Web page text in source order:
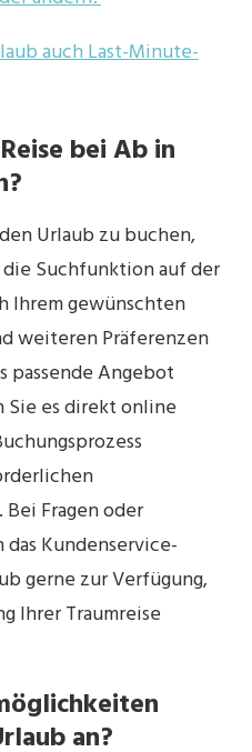
auch Last-Minute-
bei Ab in
Urlaub zu buchen,
Suchfunktion auf der
Ihrem gewünschten
weiteren Präferenzen
passende Angebot
Sie es direkt online
Fragen oder
Kundenservice-
gerne zur Verfügung,
Ihrer Traumreise
an?